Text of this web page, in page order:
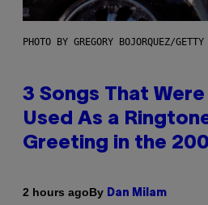
PHOTO BY GREGORY BOJORQUEZ/
3 Songs That
Used As a
Greeting in the
2 hours agoBy Dan Milam